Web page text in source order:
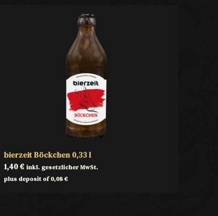
bierzeit Böckchen 0,33 l
1,40€ inkl. gesetzlicher MwSt.
plus deposit of0,08€